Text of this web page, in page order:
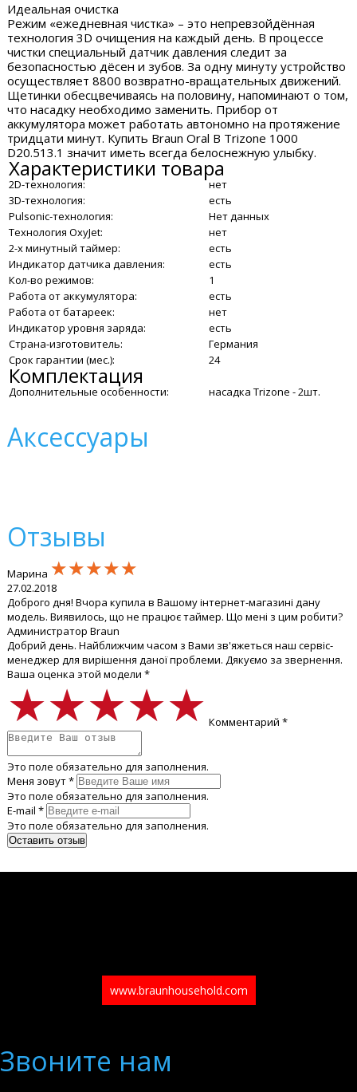
Идеальная очистка
Режим «ежедневная чистка» – это непревзойдённая
технология 3D очищения на каждый день. В процессе
чистки специальный датчик давления следит за
безопасностью дёсен и зубов. За одну минуту устройство
осуществляет 8800 возвратно-вращательных движений.
Щетинки обесцвечиваясь на половину, напоминают о том,
что насадку необходимо заменить. Прибор от
аккумулятора может работать автономно на протяжение
тридцати минут. Купить Braun Oral B Trizone 1000
D20.513.1 значит иметь всегда белоснежную улыбку.
Характеристики товара
2D-технология:
нет
3D-технология:
есть
Pulsonic-технология:
Нет данных
Технология OxyJet:
нет
2-х минутный таймер:
есть
Индикатор датчика давления:
есть
Кол-во режимов:
1
Работа от аккумулятора:
есть
Работа от батареек:
нет
Индикатор уровня заряда:
есть
Страна-изготовитель:
Германия
Срок гарантии (мес.):
24
Комплектация
Дополнительные особенности: насадка Trizone - 2шт.
Аксессуары
Отзывы
Марина ★★★★★
★★★★★
★★★★★
27.02.2018
Доброго дня! Вчора купила в Вашому інтернет-магазині дану
модель. Виявилось, що не працює таймер. Що мені з цим робити?
Администратор Braun
Добрий день. Найближчим часом з Вами зв'яжеться наш сервіс-
менеджер для вирішення даної проблеми. Дякуємо за звернення.
Ваша оценка этой модели *
★★★★★
★★★★★
★★★★★ Комментарий *
Это поле обязательно для заполнения.
Меня зовут *
Это поле обязательно для заполнения.
E-mail *
Это поле обязательно для заполнения.
www.braunhousehold.com
Звоните нам